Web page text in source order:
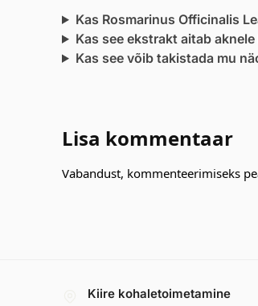
Kas Rosmarinus Officinalis
Kas see ekstrakt aitab
Kas see võib takistada mu
Lisa kommentaar
Vabandust, kommenteerimiseks
Kiire kohaletoimetamine